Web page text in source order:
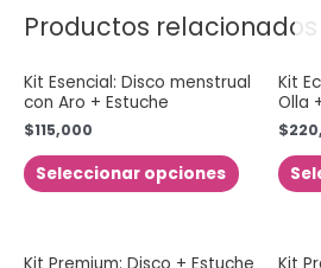
Productos relacionados
Kit Esencial: Disco menstrual
con Aro + Estuche
$115,000
Seleccionar opciones
Kit
Olla
$